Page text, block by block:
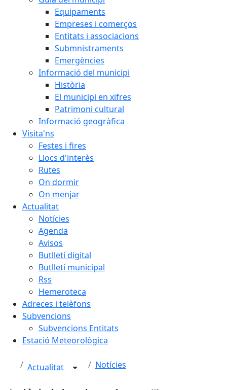
Equipaments
Empreses i comerços
Entitats i associacions
Submnistraments
Emergències
Informació del municipi
Història
El municipi en xifres
Patrimoni cultural
Informació geogràfica
Visita'ns
Festes i fires
Llocs d'interès
Rutes
On dormir
On menjar
Actualitat
Notícies
Agenda
Avisos
Butlletí digital
Butlletí municipal
Rss
Hemeroteca
Adreces i telèfons
Subvencions
Subvencions Entitats
Estació Meteorològica
Actualitat Notícies